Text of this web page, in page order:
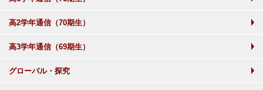
高2学年通信（70期生）
高3学年通信（69期生）
グローバル・探究